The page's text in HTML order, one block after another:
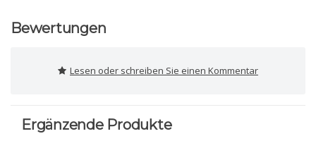
Bewertungen
Lesen oder schreiben Sie einen Kommentar
Ergänzende Produkte